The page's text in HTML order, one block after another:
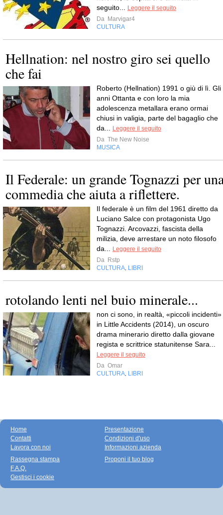
seguito...
Leggere il seguito
Da Marvigar4
CULTURA
Hellnation: nel nostro giro sei quello
che fai
Roberto (Hellnation) 1991 o giù di lì. Gli
anni Ottanta e con loro la mia
adolescenza metallara erano ormai
chiusi in valigia, parte del bagaglio che
da...
Leggere il seguito
Da The New Noise
MUSICA
Il Federale: un grande Tognazzi per
commedia che aiuta a riflettere.
Il federale è un film del 1961 diretto da
Luciano Salce con protagonista Ugo
Tognazzi. Arcovazzi, fascista della
milizia, deve arrestare un noto filosofo
da...
Leggere il seguito
Da Rstp
CULTURA LIBRI
rotolando lenti nel buio minerale...
non ci sono, in realtà, «piccoli incidenti»
in Little Accidents (2014), un oscuro
drama minerario diretto dalla giovane
regista e scrittrice statunitense Sara...
Leggere il seguito
Da Omar
CULTURA LIBRI
Home
Contatti
Lavora con noi
Presentazione
Condizioni d'uso
Informazioni azienda
Rassegna stampa
F.A.Q.
Gestisci i cookie
Proponi il tuo blog